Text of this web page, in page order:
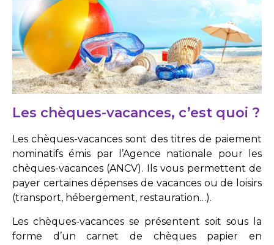
Les chèques-vacances, c’est quoi ?
Les chèques-vacances sont des titres de paiement
nominatifs émis par l’Agence nationale pour les
chèques-vacances (ANCV). Ils vous permettent de
payer certaines dépenses de vacances ou de loisirs
(transport, hébergement, restauration…).
Les chèques-vacances se présentent soit sous la
forme d’un carnet de chèques papier en